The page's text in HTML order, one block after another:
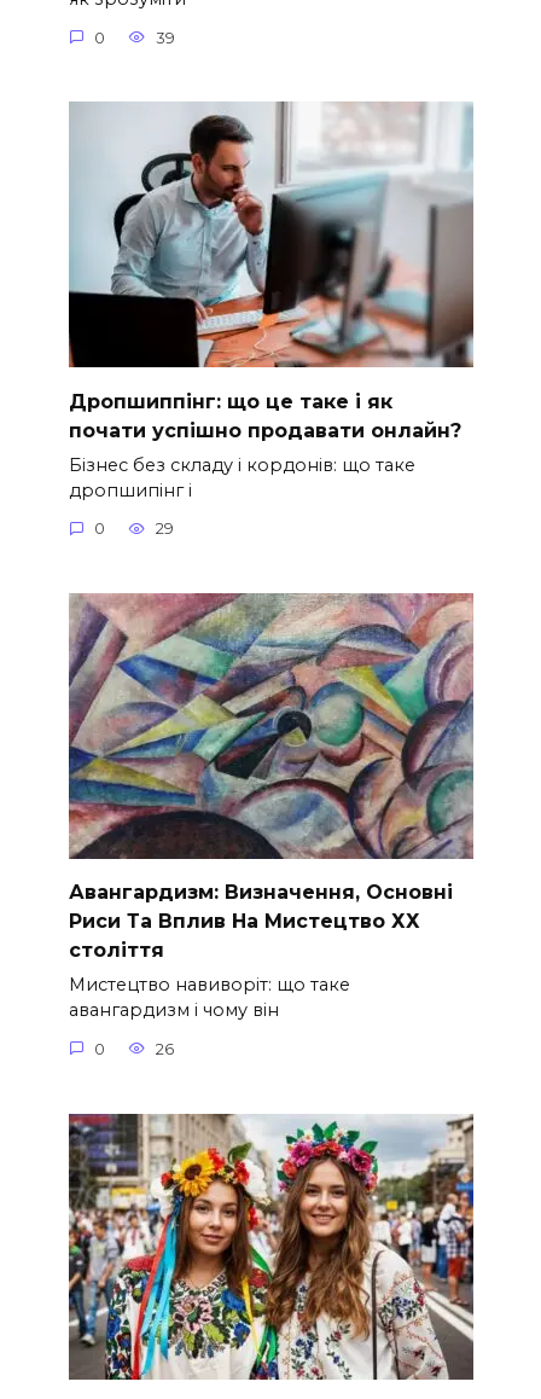
0 39
Дропшиппінг: що це таке і як
почати успішно продавати онлайн?
Бізнес без складу і кордонів: що таке
дропшипінг і
0 29
Авангардизм: Визначення, Основні
Риси Та Вплив На Мистецтво ХХ
століття
Мистецтво навиворіт: що таке
авангардизм і чому він
0 26